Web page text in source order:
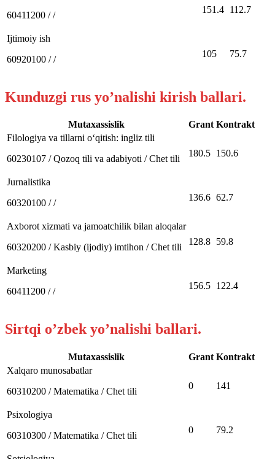
60411200 / /
151.4 112.7
Ijtimoiy ish
60920100 / /
105 75.7
Kunduzgi rus yo’nalishi kirish ballari.
Mutaxassislik Grant Kontrakt
Filologiya va tillarni oʻqitish: ingliz tili
60230107 / Qozoq tili va adabiyoti / Chet tili
180.5 150.6
Jurnalistika
60320100 / /
136.6 62.7
Axborot xizmati va jamoatchilik bilan aloqalar
60320200 / Kasbiy (ijodiy) imtihon / Chet tili
128.8 59.8
Marketing
60411200 / /
156.5 122.4
Sirtqi o’zbek yo’nalishi ballari.
Mutaxassislik Grant Kontrakt
Xalqaro munosabatlar
60310200 / Matematika / Chet tili
0 141
Psixologiya
60310300 / Matematika / Chet tili
0 79.2